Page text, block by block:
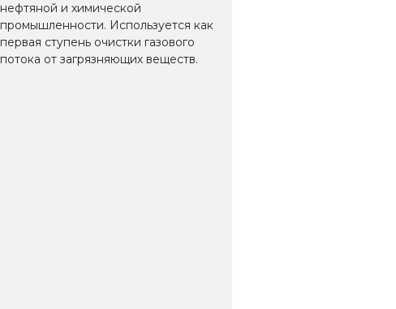
нефтяной и химической
промышленности. Используется как
первая ступень очистки газового
потока от загрязняющих веществ.